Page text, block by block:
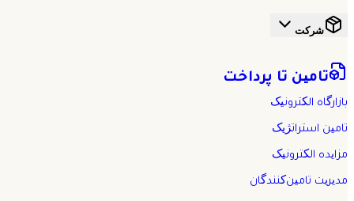
شرکت
تامین تا پرداخت
بازارگاه الکترونیک
تامین استراتژیک
مزایده الکترونیک
مدیریت تامین‌کنندگان